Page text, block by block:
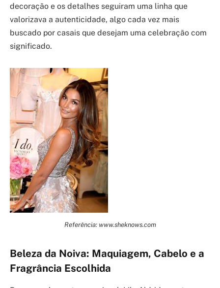
decoração e os detalhes seguiram uma linha que
valorizava a autenticidade, algo cada vez mais
buscado por casais que desejam uma celebração com
significado.
Referência: www.sheknows.com
Beleza da Noiva: Maquiagem, Cabelo e a
Fragrância Escolhida